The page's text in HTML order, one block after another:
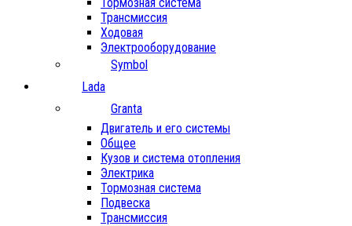
Трансмиссия
Ходовая
Электрооборудование
Symbol
Lada
Granta
Двигатель и его системы
Общее
Кузов и система отопления
Электрика
Тормозная система
Подвеска
Трансмиссия